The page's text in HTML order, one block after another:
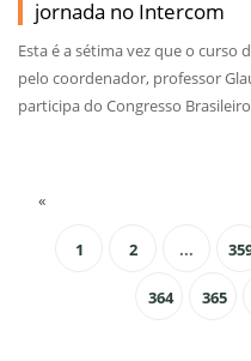
jornada no Intercom
Esta é a sétima vez que o curso
pelo coordenador, professor
participa do Congresso
«
1 2 ...
364 365